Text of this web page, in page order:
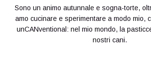
Sono un animo autunnale e sogna-torte,
amo cucinare e sperimentare a modo mio,
unCANventional: nel mio mondo, la
nostri cani.